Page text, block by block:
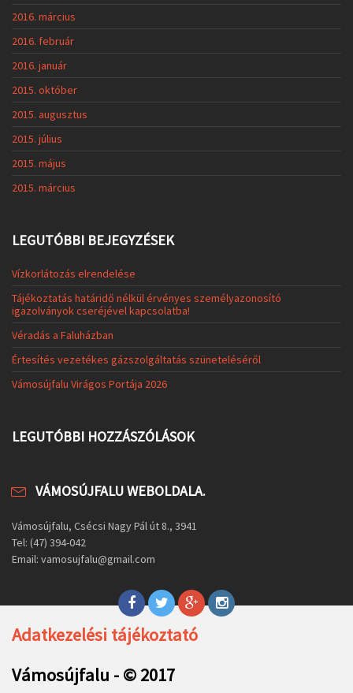
2016. március
2016. február
2016. január
2015. október
2015. augusztus
2015. július
2015. május
2015. március
LEGUTÓBBI BEJEGYZÉSEK
Vízkorlátozás elrendelése
Tájékoztatás határidő nélkül érvényes személyazonosító
igazolványok cseréjével kapcsolatba!
Véradás a Faluházban
Értesítés vezetékes gázszolgáltatás szüneteléséről
Vámosújfalu Virágos Portája 2026
LEGUTÓBBI HOZZÁSZÓLÁSOK
VÁMOSÚJFALU WEBOLDALA.
Vámosújfalu, Csécsi Nagy Pál út 8., 3941
Tel: (47) 394-042
Email: vamosujfalu@gmail.com
Adatkezelési tájékoztató
Vámosújfalu - © 2017